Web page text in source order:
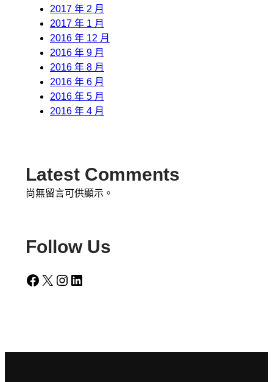
2017 年 2 月
2017 年 1 月
2016 年 12 月
2016 年 9 月
2016 年 8 月
2016 年 6 月
2016 年 5 月
2016 年 4 月
Latest Comments
尚無留言可供顯示。
Follow Us
Facebook X Instagram LinkedIn